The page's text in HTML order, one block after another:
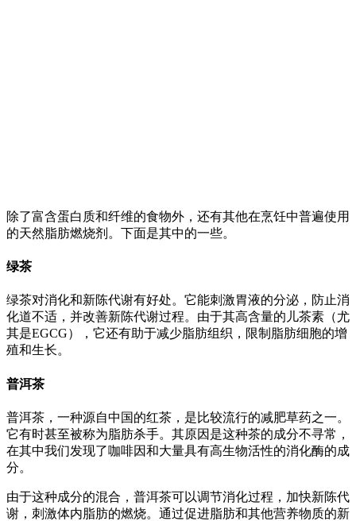
除了富含蛋白质和纤维的食物外，还有其他在烹饪中普遍使用
的天然脂肪燃烧剂。下面是其中的一些。
绿茶
绿茶对消化和新陈代谢有好处。它能刺激胃液的分泌，防止消
化道不适，并改善新陈代谢过程。由于其高含量的儿茶素（尤
其是EGCG），它还有助于减少脂肪组织，限制脂肪细胞的增
殖和生长。
普洱茶
普洱茶，一种源自中国的红茶，是比较流行的减肥草药之一。
它有时甚至被称为脂肪杀手。其原因是这种茶的成分不寻常，
在其中我们发现了咖啡因和大量具有高生物活性的消化酶的成
分。
由于这种成分的混合，普洱茶可以调节消化过程，加快新陈代
谢，刺激体内脂肪的燃烧。通过促进脂肪和其他营养物质的新